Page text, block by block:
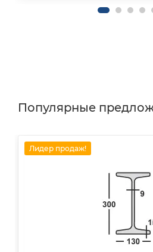
Популярные
Лидер продаж!